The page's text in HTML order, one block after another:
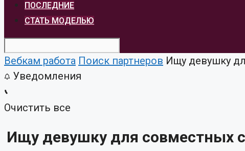
ПОСЛЕДНИЕ
СТАТЬ МОДЕЛЬЮ
Вебкам работа Поиск партнеров Ищу девушку
Уведомления
Очистить все
Ищу девушку для совместных